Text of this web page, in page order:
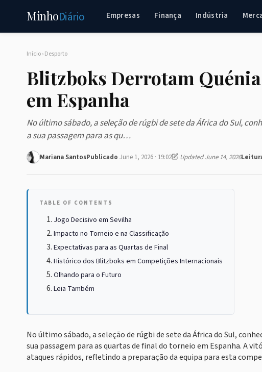
MinhoDiário Empresas Finança Indústria
Início›Desporto
Blitzboks Derrotam
em Espanha
No último sábado, a seleção de rúgbi de sete da África do Sul,
a sua passagem para as qu…
Mariana SantosPublicado June 1, 2026 · 19:02 Updated June 14, 2026
TABLE OF CONTENTS
Jogo Decisivo em Sevilha
Impacto no Torneio e na Classificação
Expectativas para as Quartas de Final
Histórico dos Blitzboks em Competições Internacionais
Olhando para o Futuro
Leia Também
No último sábado, a seleção de rúgbi de sete da África do Sul,
sua passagem para as quartas de final do torneio em Espanha. A
ataques rápidos, refletindo a preparação da equipa para esta